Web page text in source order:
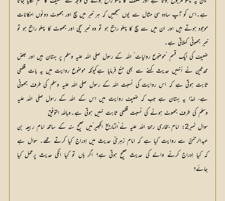
ہے۔اس کو آپ سادہ سی مثال سے یوں سمجھیں کہ ہر خبر میں سچ اور جھوٹ دونوں امکانات
موجود ہوتے ہیں اور ان میں سے سچ کا پہلو راجح ہو تو وہ خبر سچی اور جھوٹ کا پہلو راجح ہو تو
خبر جھوٹی کہلاتی ہے۔
ضعیف کی ایک قسم ’موضوع روایات‘ اللہ کے رسول صلی اللہ علیہ وسلم پر بہتان ہیں اور بعض
محدثین نے اُنہیں حدیث کہنے سے بھی منع فرمایا ہےکیونکہ موضوع روایت میں یہ بات قطعی
ثابت ہوتی ہے کہ اس روایت کی نسبت اللہ کے رسول صلی اللہ علیہ وسلم کی طرف جھوٹی
ہے، لہٰذا یہ بہتان ہے جب کہ ضعیف روایت میں اس کے اللہ کے رسول صلی اللہ علیہ
وسلم کی طرف جھوٹ ہونے کی نسبت قطعی ثابت نہیں ہوتی ہے۔وباللہ التوفیق
سوال نمبر2: امام بخاری رحمۃ اللہ علیہ نے’التاریخ الکبیر‘میں صحیح سند کے ساتھ امام ربیعہ بن
عبدالرحمٰنؒ سے روایت کیا ہے کہ امام زہریؒ حدیث میں اِدراج کیا کرتے تھے۔ سوال ہے
کہ کیا اِدراج کرنے والے کی حدیث صحیح ہوتی ہے؟ اگر ہاں تو کیا انکی حدیث پرعمل کیا
جائے؟